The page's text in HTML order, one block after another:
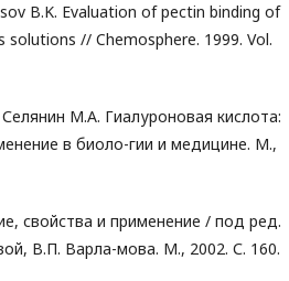
B.K. Evaluation of pectin binding of
// Chemosphere. 1999. Vol.
М.А. Гиалуроновая кислота:
в биоло-гии и медицине. М.,
свойства и применение / под ред.
В.П. Варла-мова. М., 2002. С. 160.